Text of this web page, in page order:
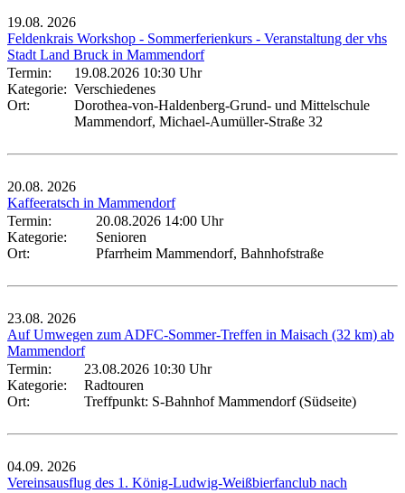
19.08. 2026
Feldenkrais Workshop - Sommerferienkurs - Veranstaltung der vhs
Stadt Land Bruck in Mammendorf
Termin:
19.08.2026 10:30 Uhr
Kategorie: Verschiedenes
Ort:
Dorothea-von-Haldenberg-Grund- und Mittelschule
Mammendorf, Michael-Aumüller-Straße 32
20.08. 2026
Kaffeeratsch in Mammendorf
Termin:
20.08.2026 14:00 Uhr
Kategorie:
Senioren
Ort:
Pfarrheim Mammendorf, Bahnhofstraße
23.08. 2026
Auf Umwegen zum ADFC-Sommer-Treffen in Maisach (32 km) ab
Mammendorf
Termin:
23.08.2026 10:30 Uhr
Kategorie:
Radtouren
Ort:
Treffpunkt: S-Bahnhof Mammendorf (Südseite)
04.09. 2026
Vereinsausflug des 1. König-Ludwig-Weißbierfanclub nach